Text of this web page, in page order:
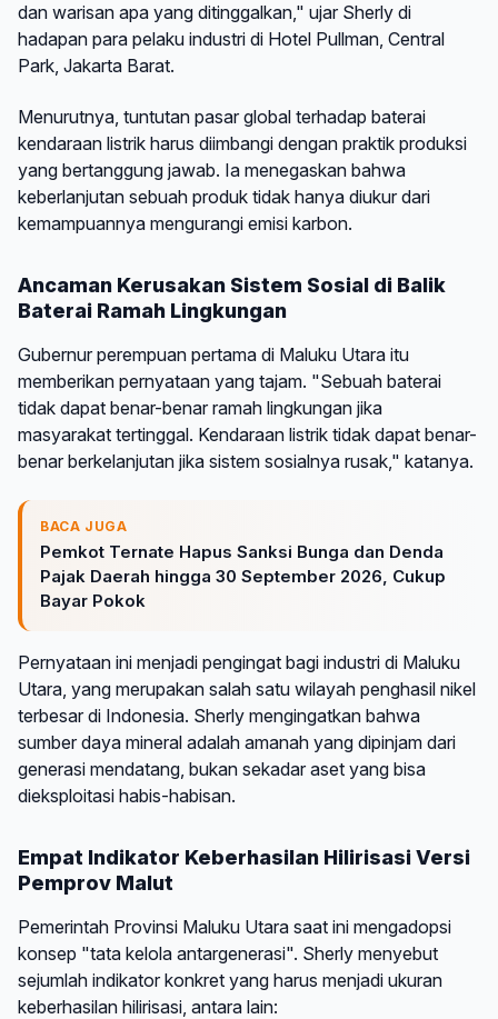
dan warisan apa yang ditinggalkan," ujar Sherly di
hadapan para pelaku industri di Hotel Pullman, Central
Park, Jakarta Barat.
Menurutnya, tuntutan pasar global terhadap baterai
kendaraan listrik harus diimbangi dengan praktik produksi
yang bertanggung jawab. Ia menegaskan bahwa
keberlanjutan sebuah produk tidak hanya diukur dari
kemampuannya mengurangi emisi karbon.
Ancaman Kerusakan Sistem Sosial di Balik
Baterai Ramah Lingkungan
Gubernur perempuan pertama di Maluku Utara itu
memberikan pernyataan yang tajam. "Sebuah baterai
tidak dapat benar-benar ramah lingkungan jika
masyarakat tertinggal. Kendaraan listrik tidak dapat benar-
benar berkelanjutan jika sistem sosialnya rusak," katanya.
BACA JUGA
Pemkot Ternate Hapus Sanksi Bunga dan Denda
Pajak Daerah hingga 30 September 2026, Cukup
Bayar Pokok
Pernyataan ini menjadi pengingat bagi industri di Maluku
Utara, yang merupakan salah satu wilayah penghasil nikel
terbesar di Indonesia. Sherly mengingatkan bahwa
sumber daya mineral adalah amanah yang dipinjam dari
generasi mendatang, bukan sekadar aset yang bisa
dieksploitasi habis-habisan.
Empat Indikator Keberhasilan Hilirisasi Versi
Pemprov Malut
Pemerintah Provinsi Maluku Utara saat ini mengadopsi
konsep "tata kelola antargenerasi". Sherly menyebut
sejumlah indikator konkret yang harus menjadi ukuran
keberhasilan hilirisasi, antara lain: